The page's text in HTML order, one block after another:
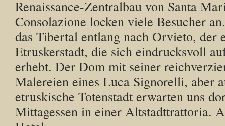
Renaissance-Zentralbau von Santa
Consolazione locken viele Besucher
das Tibertal entlang nach Orvieto, der
Etruskerstadt, die sich eindrucksvoll
erhebt. Der Dom mit seiner
Malereien eines Luca Signorelli, aber
etruskische Totenstadt erwarten uns
Mittagessen in einer Altstadttrattoria.